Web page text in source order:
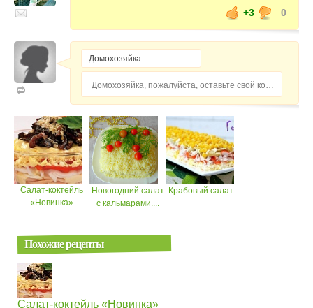
+3
0
Домохозяйка, пожалуйста, оставьте свой комментарий...
Салат-коктейль
«Новинка»
Новогодний салат
с кальмарами....
Крабовый салат...
Похожие рецепты
Салат-коктейль «Новинка»